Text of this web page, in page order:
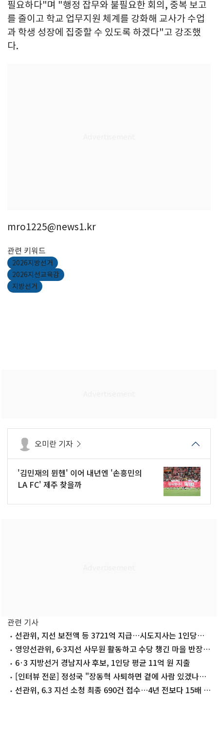
필요하다"며 "행정 잡무와 불필요한 회의, 중복 보고
를 줄이고 학교 업무지원 체계를 강화해 교사가 수업
과 학생 성장에 집중할 수 있도록 하겠다"고 강조했
다.
mro1225@news1.kr
관련 키워드
2026지방선거
2026지선교육감
지방선거
오미란 기자
'김민재의 뮌헨' 이어 내년엔 '손흥민의
LA FC' 제주 찾을까
관련 기사
선관위, 지선 보전액 등 3721억 지급…시도지사는 1인당
13.6억
영양선관위, 6·3지선 사무원 활동하고 수당 챙긴 마을 반장
고발6·3 지방선거 경남지사 후보, 1인당 평균 11억 원 지출
[인터뷰 전문] 정성국 "장동혁 사퇴하면 곁에 사람 있겠나…
한동훈은 있었다"
선관위, 6.3 지선 소청 최종 690건 접수…4년 전보다 15배 폭